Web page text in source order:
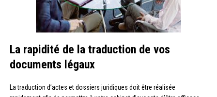
La rapidité de la traduction de vos
documents légaux
La traduction d’actes et dossiers juridiques doit être réalisée